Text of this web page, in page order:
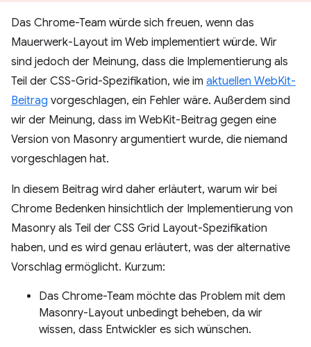
Das Chrome-Team würde sich freuen, wenn das
Mauerwerk-Layout im Web implementiert würde. Wir
sind jedoch der Meinung, dass die Implementierung als
Teil der CSS-Grid-Spezifikation, wie im aktuellen WebKit-
Beitrag vorgeschlagen, ein Fehler wäre. Außerdem sind
wir der Meinung, dass im WebKit-Beitrag gegen eine
Version von Masonry argumentiert wurde, die niemand
vorgeschlagen hat.
In diesem Beitrag wird daher erläutert, warum wir bei
Chrome Bedenken hinsichtlich der Implementierung von
Masonry als Teil der CSS Grid Layout-Spezifikation
haben, und es wird genau erläutert, was der alternative
Vorschlag ermöglicht. Kurzum:
Das Chrome-Team möchte das Problem mit dem
Masonry-Layout unbedingt beheben, da wir
wissen, dass Entwickler es sich wünschen.